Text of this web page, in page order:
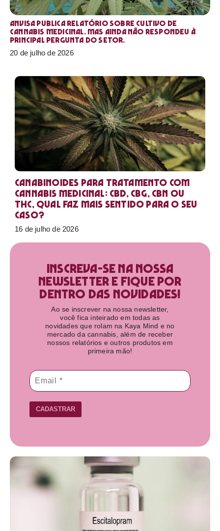
Anvisa publica relatório sobre cultivo de
Cannabis medicinal. Mas ainda não respondeu à
principal pergunta do setor.
20 de julho de 2026
Canabinoides para tratamento com
cannabis medicinal: CBD, CBG, CBN ou
THC, qual faz mais sentido para o seu
caso?
16 de julho de 2026
Inscreva-se na nossa
newsletter e fique por
dentro das novidades!​
Ao se inscrever na nossa newsletter,
você fica inteirado em todas as
novidades que rolam na Kaya Mind e no
mercado da cannabis, além de receber
nossos relatórios e outros produtos em
primeira mão!
CADASTRAR